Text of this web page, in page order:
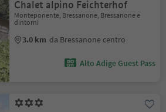
Chalet alpino Feichterhof
Monteponente, Bressanone, Bressanone e
dintorni
3.0 km da Bressanone centro
Alto Adige Guest Pass